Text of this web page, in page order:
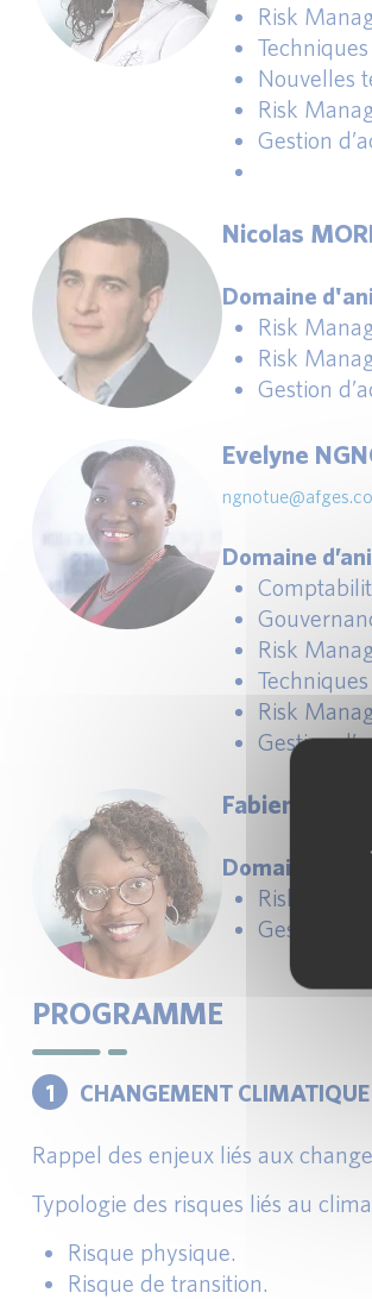
Risk
Nouvelles
Risk
Gestion
Nicolas
Domaine
Risk
Risk
Gestion
Evelyne
Domaine
Risk
Risk
Gestion
Fabienne
Domaines
Risk
Gestion
PROGRAMME
1 CHANGEMENT CLIMATIQUE
Rappel des enjeux liés aux
Typologie des risques liés au
Risque physique.
Risque de transition.